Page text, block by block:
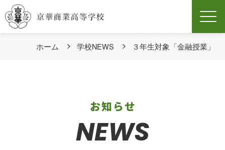
ホーム 学校NEWS ３年生対象「金融授業」
お知らせ
NEWS